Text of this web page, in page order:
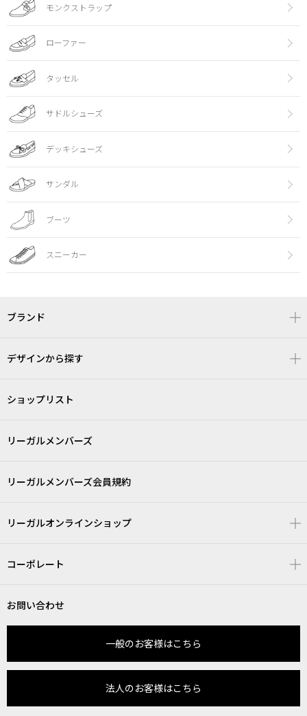
モンクストラップ
ローファー
タッセル
サドルシューズ
デッキシューズ
サンダル
ブーツ
スニーカー
ブランド
デザインから探す
ショップリスト
リーガルメンバーズ
リーガルメンバーズ会員規約
リーガルオンラインショップ
コーポレート
お問い合わせ
一般のお客様はこちら
法人のお客様はこちら